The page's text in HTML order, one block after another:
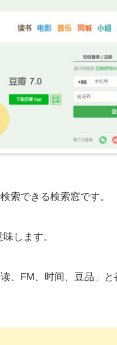
索できる検索窓です。
します。
、FM、时间、豆品」